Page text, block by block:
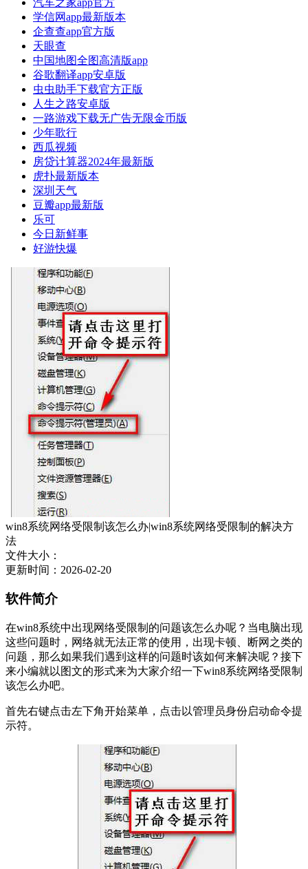
学信网app最新版本
企查查app官方版
天眼查
中国地图全图高清版app
谷歌翻译app安卓版
虫虫助手下载官方正版
人生之路安卓版
一路游戏下载无广告无限金币版
少年歌行
西瓜视频
房贷计算器2024年最新版
虎扑最新版本
深圳天气
豆瓣app最新版
乐可
今日新鲜事
好游快爆
win8系统网络受限制该怎么办|win8系统网络受限制的解决方
法
文件大小：
更新时间：2026-02-20
软件简介
在win8系统中出现网络受限制的问题该怎么办呢？当电脑出现
这些问题时，网络就无法正常的使用，出现卡顿、断网之类的
问题，那么如果我们遇到这样的问题时该如何来解决呢？接下
来小编就以图文的形式来为大家介绍一下win8系统网络受限制
该怎么办吧。
首先右键点击左下角开始菜单，点击以管理员身份启动命令提
示符。